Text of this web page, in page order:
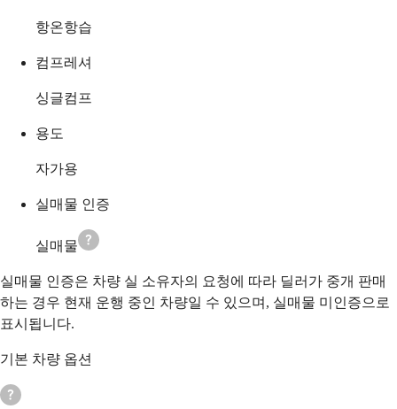
항온항습
컴프레셔
싱글컴프
용도
자가용
실매물 인증
실매물
실매물 인증은 차량 실 소유자의 요청에 따라 딜러가 중개 판매
하는 경우 현재 운행 중인 차량일 수 있으며, 실매물 미인증으로
표시됩니다.
기본 차량 옵션